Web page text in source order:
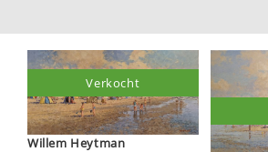
Willem Heytman
Verkocht